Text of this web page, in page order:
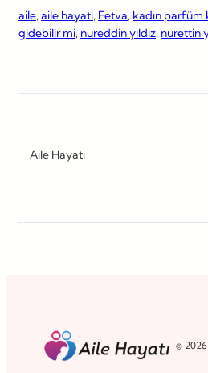
aile, aile hayati, Fetva, kadın parfüm
gidebilir mi, nureddin yıldız, nurettin
Aile Hayatı
© 2026